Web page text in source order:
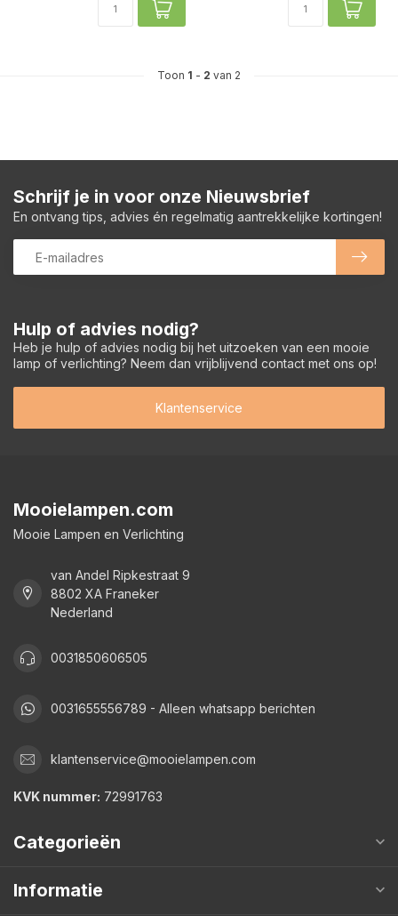
Toon 1 - 2 van 2
Hulp of advies nodig?
Heb je hulp of advies nodig bij het uitzoeken van een mooie
lamp of verlichting? Neem dan vrijblijvend contact met ons op!
Klantenservice
Schrijf je in voor onze Nieuwsbrief
En ontvang tips, advies én regelmatig aantrekkelijke kortingen!
Mooielampen.com
Mooie Lampen en Verlichting
van Andel Ripkestraat 9
8802 XA Franeker
Nederland
0031850606505
0031655556789 - Alleen whatsapp berichten
klantenservice@mooielampen.com
KVK nummer: 72991763
Categorieën
Informatie